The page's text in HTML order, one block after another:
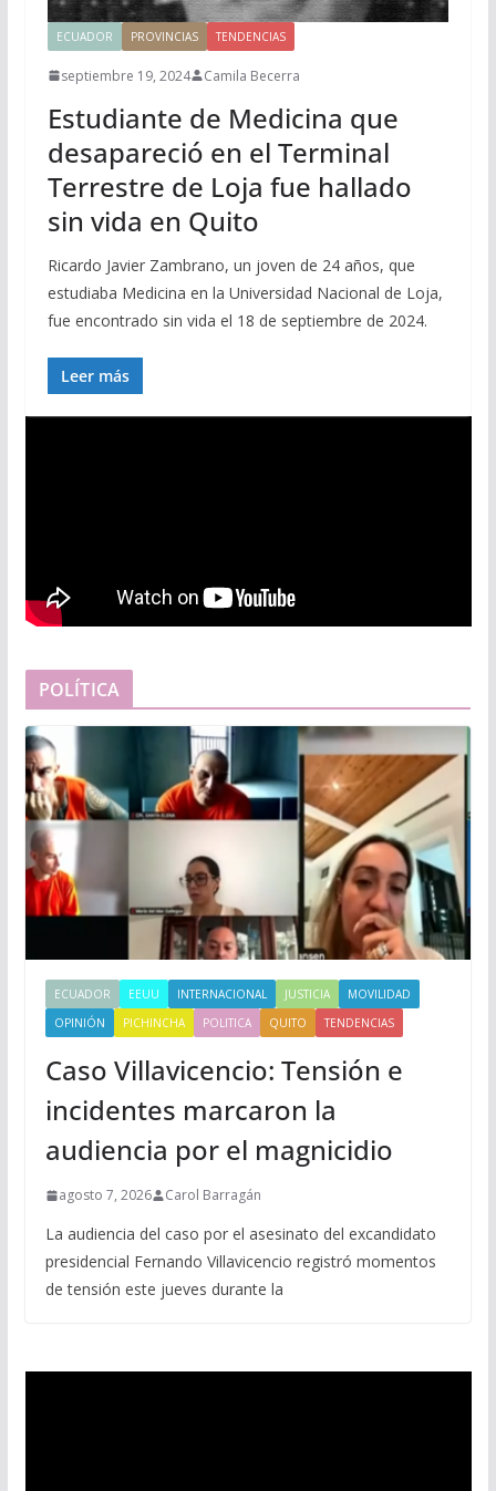
ECUADOR PROVINCIAS TENDENCIAS
septiembre 19, 2024 Camila Becerra
Estudiante de Medicina que
desapareció en el Terminal
Terrestre de Loja fue hallado
sin vida en Quito
Ricardo Javier Zambrano, un joven de 24 años, que
estudiaba Medicina en la Universidad Nacional de Loja,
fue encontrado sin vida el 18 de septiembre de 2024.
Leer más
POLÍTICA
ECUADOR EEUU INTERNACIONAL JUSTICIA
MOVILIDAD
OPINIÓN
PICHINCHA POLITICA QUITO TENDENCIAS
Caso Villavicencio: Tensión e
incidentes marcaron la
audiencia por el magnicidio
agosto 7, 2026 Carol Barragán
La audiencia del caso por el asesinato del excandidato
presidencial Fernando Villavicencio registró momentos
de tensión este jueves durante la